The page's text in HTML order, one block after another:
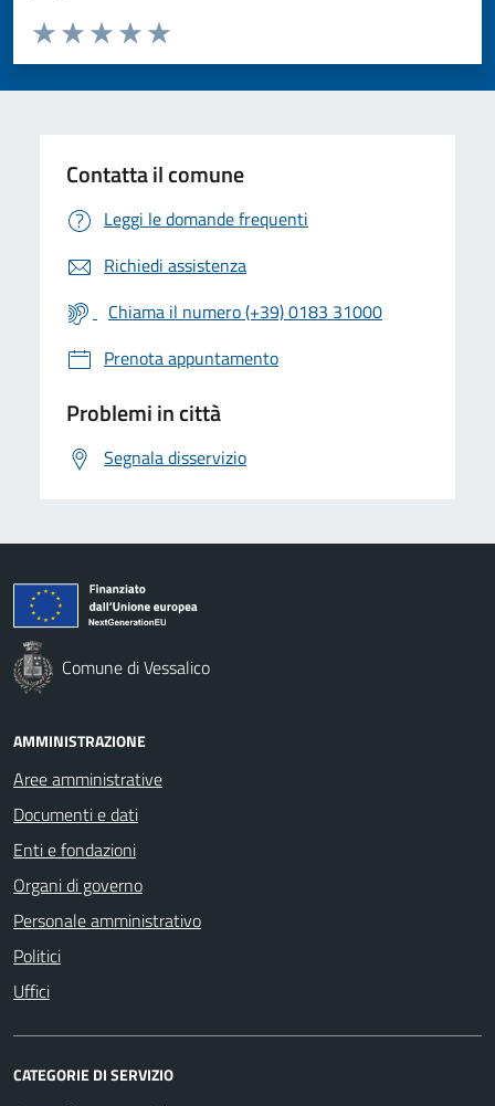
Valuta da 1 a 5 stelle la pagina
Valuta 5 stelle su 5
Valuta 4 stelle su 5
Valuta 3 stelle su 5
Valuta 2 stelle su 5
Valuta 1 stelle su 5
Contatta il comune
Leggi le domande frequenti
Richiedi assistenza
Chiama il numero (+39) 0183 31000
Prenota appuntamento
Problemi in città
Segnala disservizio
Comune di Vessalico
AMMINISTRAZIONE
Aree amministrative
Documenti e dati
Enti e fondazioni
Organi di governo
Personale amministrativo
Politici
Uffici
CATEGORIE DI SERVIZIO